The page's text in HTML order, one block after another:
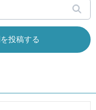
投稿する